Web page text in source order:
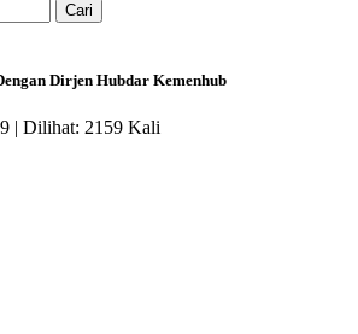
Cari
Dirjen Hubdar Kemenhub
| Dilihat: 2159 Kali